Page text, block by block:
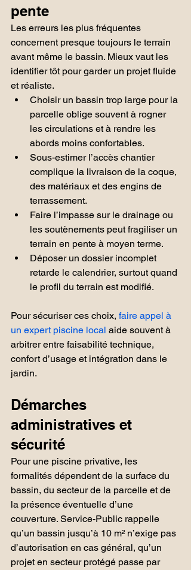
pente
Les erreurs les plus fréquentes
concernent presque toujours le terrain
avant même le bassin. Mieux vaut les
identifier tôt pour garder un projet fluide
et réaliste.
Choisir un bassin trop large pour la
parcelle oblige souvent à rogner
les circulations et à rendre les
abords moins confortables.
Sous-estimer l’accès chantier
complique la livraison de la coque,
des matériaux et des engins de
terrassement.
Faire l’impasse sur le drainage ou
les soutènements peut fragiliser un
terrain en pente à moyen terme.
Déposer un dossier incomplet
retarde le calendrier, surtout quand
le profil du terrain est modifié.
Pour sécuriser ces choix, faire appel à
un expert piscine local aide souvent à
arbitrer entre faisabilité technique,
confort d’usage et intégration dans le
jardin.
Démarches
administratives et
sécurité
Pour une piscine privative, les
formalités dépendent de la surface du
bassin, du secteur de la parcelle et de
la présence éventuelle d’une
couverture. Service-Public rappelle
qu’un bassin jusqu’à 10 m² n’exige pas
d’autorisation en cas général, qu’un
projet en secteur protégé passe par